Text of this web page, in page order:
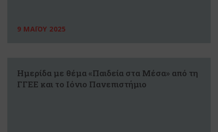
9 ΜΑΪΟΥ 2025
Ημερίδα με θέμα «Παιδεία στα Μέσα» από τη
ΓΓΕΕ και το Ιόνιο Πανεπιστήμιο